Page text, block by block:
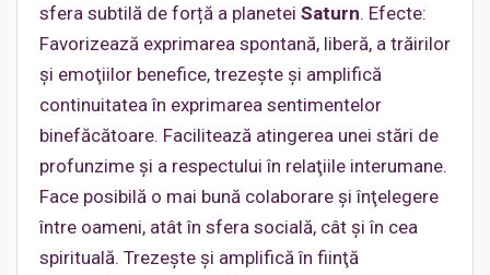
sfera subtilă de forță a planetei Saturn. Efecte:
Favorizează exprimarea spontană, liberă, a trăirilor
şi emoţiilor benefice, trezeşte şi amplifică
continuitatea în exprimarea sentimentelor
binefăcătoare. Facilitează atingerea unei stări de
profunzime şi a respectului în relaţiile interumane.
Face posibilă o mai bună colaborare şi înţelegere
între oameni, atât în sfera socială, cât şi în cea
spirituală. Trezeşte şi amplifică în fiinţă